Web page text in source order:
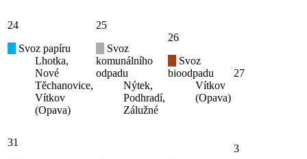
24
Svoz papíru
Lhotka,
Nové
Těchanovice,
Vítkov
(Opava)
25
Svoz
komunálního
odpadu
Nýtek,
Podhradí,
Zálužné
26
Svoz
bioodpadu
Vítkov
(Opava)
27
31
3